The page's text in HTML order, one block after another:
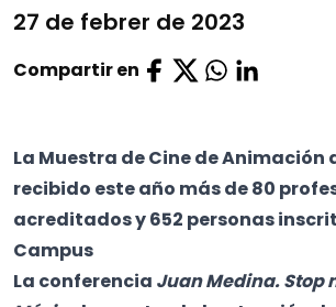
27 de febrer de 2023
Compartir en
La Muestra de Cine de Animación
recibido este año más de 80
acreditados y 652 personas
Campus
La conferencia Juan Medina. Stop